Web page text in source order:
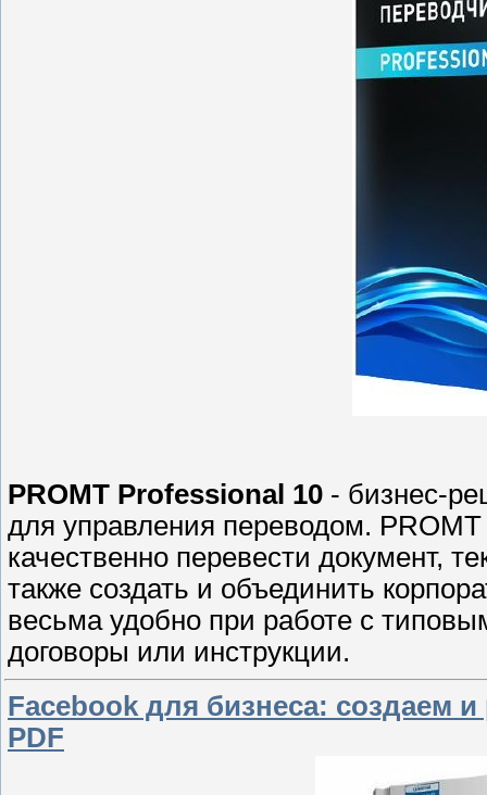
PROMT Professional 10 - бизнес-
для управления переводом.
качественно перевести документ,
также создать и объединить
весьма удобно при работе с
договоры или инструкции.
Facebook для бизнеса: создаем
PDF